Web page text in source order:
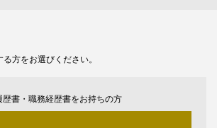
方をお選びください。
歴書・職務経歴書をお持ちの方